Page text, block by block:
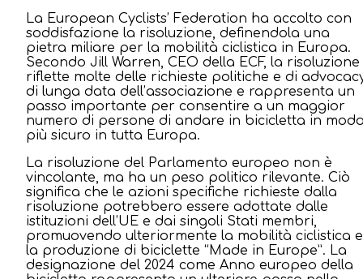
La European Cyclists’ Federation ha accolto con
soddisfazione la risoluzione, definendola una
pietra miliare per la mobilità ciclistica in Europa.
Secondo Jill Warren, CEO della ECF, la risoluzione
riflette molte delle richieste politiche e di
di lunga data dell’associazione e rappresenta un
passo importante per consentire a un maggior
numero di persone di andare in bicicletta in
più sicuro in tutta Europa.
La risoluzione del Parlamento europeo non è
vincolante, ma ha un peso politico rilevante. Ciò
significa che le azioni specifiche richieste dalla
risoluzione potrebbero essere adottate dalle
istituzioni dell’UE e dai singoli Stati membri,
promuovendo ulteriormente la mobilità ciclistica e
la produzione di biciclette “Made in Europe”. La
designazione del 2024 come Anno europeo della